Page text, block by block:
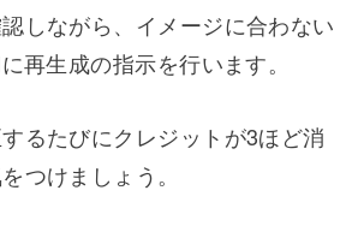
しながら、イメージに合わない
再生成の指示を行います。
るたびにクレジットが3ほど消
つけましょう。